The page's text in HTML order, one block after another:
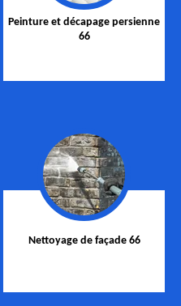
Peinture et décapage persienne
66
Nettoyage de façade 66